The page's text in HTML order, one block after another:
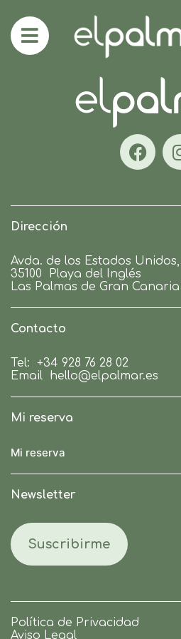
Dirección
Avda. de los Estados
35100
Playa del Inglés
Las Palmas de Gran Canaria
Contacto
Tel:
+34 928 76 28 02
Email
hello@elpalmar.es
Mi reserva
Mi reserva
Newsletter
Suscribirme
Política de Privacidad
Aviso Legal